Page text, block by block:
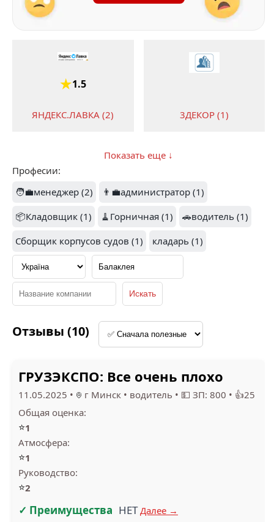
1.5
ЯНДЕКС.ЛАВКА (2) 3ДЕКОР (1)
5
КОФЕПОРТ (1) 2GIS (1)
1
CEZAR CLUB
CORPORATION (1) MARINO GROUP (1)
1.5
МИНИТЕХПРО (1)
Показать еще ↓
Професии:
🧑‍💼менеджер (2)
👨‍💼администратор (1)
📦Кладовщик (1)
🧹Горничная (1)
🚗водитель (1)
Сборщик корпусов судов (1)
кладарь (1)
Отзывы (10)
ГРУЗЭКСПО: Все очень плохо
11.05.2025 • г Минск • водитель • 💵 ЗП: 800 • 👍25
Общая оценка:
⭐1
Атмосфера:
⭐1
Руководство:
⭐2
✓ Преимущества НЕТДалее →